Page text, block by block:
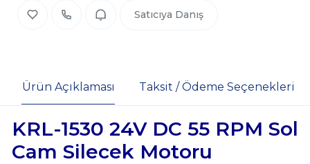
Satıcıya Danış
Ürün Açıklaması Taksit / Ödeme Seçenekleri
KRL-1530 24V DC 55 RPM Sol
Cam Silecek Motoru